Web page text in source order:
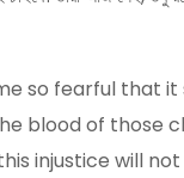
so fearful that
blood of those
injustice will